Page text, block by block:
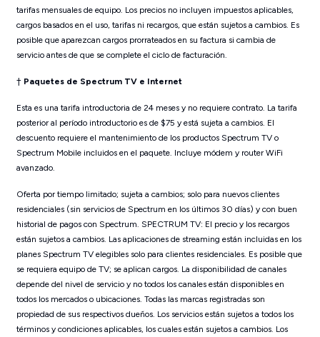
tarifas mensuales de equipo. Los precios no incluyen impuestos aplicables,
cargos basados ​​en el uso, tarifas ni recargos, que están sujetos a cambios. Es
posible que aparezcan cargos prorrateados en su factura si cambia de
servicio antes de que se complete el ciclo de facturación.
† Paquetes de Spectrum TV e Internet
Esta es una tarifa introductoria de 24 meses y no requiere contrato. La tarifa
posterior al período introductorio es de $75 y está sujeta a cambios. El
descuento requiere el mantenimiento de los productos Spectrum TV o
Spectrum Mobile incluidos en el paquete. Incluye módem y router WiFi
avanzado.
Oferta por tiempo limitado; sujeta a cambios; solo para nuevos clientes
residenciales (sin servicios de Spectrum en los últimos 30 días) y con buen
historial de pagos con Spectrum. SPECTRUM TV: El precio y los recargos
están sujetos a cambios. Las aplicaciones de streaming están incluidas en los
planes Spectrum TV elegibles solo para clientes residenciales. Es posible que
se requiera equipo de TV; se aplican cargos. La disponibilidad de canales
depende del nivel de servicio y no todos los canales están disponibles en
todos los mercados o ubicaciones. Todas las marcas registradas son
propiedad de sus respectivos dueños. Los servicios están sujetos a todos los
términos y condiciones aplicables, los cuales están sujetos a cambios. Los